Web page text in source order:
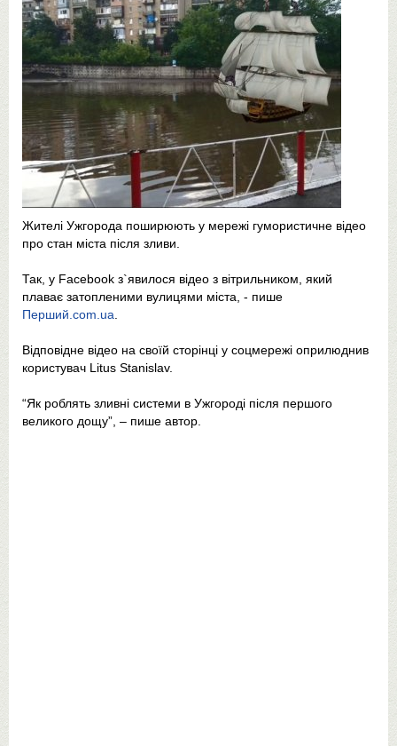
Жителі Ужгорода поширюють у мережі гумористичне відео
про стан міста після зливи.
Так, у Facebook з`явилося відео з вітрильником, який
плаває затопленими вулицями міста, - пише
Перший.com.ua
Відповідне відео на своїй сторінці у соцмережі оприлюднив
користувач Litus Stanislav.
“Як роблять зливні системи в Ужгороді після першого
великого дощу”, – пише автор.